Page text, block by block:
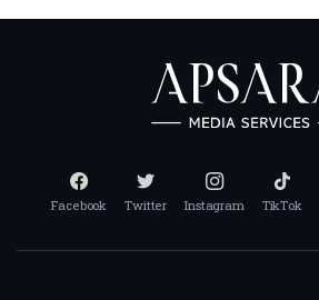
Facebook Twitter Instagram TikTok